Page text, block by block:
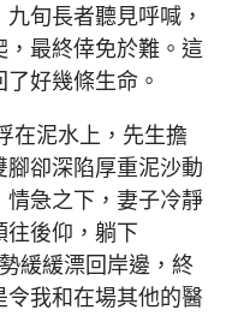
旬長者聽見呼喊，
最終倖免於難。這
好幾條生命。
在泥水上，先生擔
卻深陷厚重泥沙動
急之下，妻子冷靜
後仰，躺下
緩緩漂回岸邊，終
我和在場其他的醫